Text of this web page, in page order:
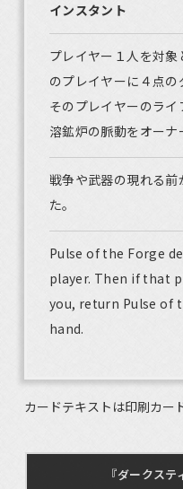
インスタント
プレイヤー１人を対
のプレイヤーに４点の
そのプレイヤーのライ
溶鉱炉の脈動をオーナ
戦争や武器の現れる
た。
Pulse of the Forge
player. Then if that
you, return Pulse of
hand.
カードテキストは印刷カー
『ダークス